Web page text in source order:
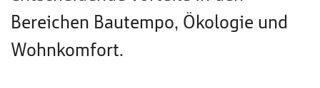
Bereichen Bautempo, Ökologie und
Wohnkomfort.